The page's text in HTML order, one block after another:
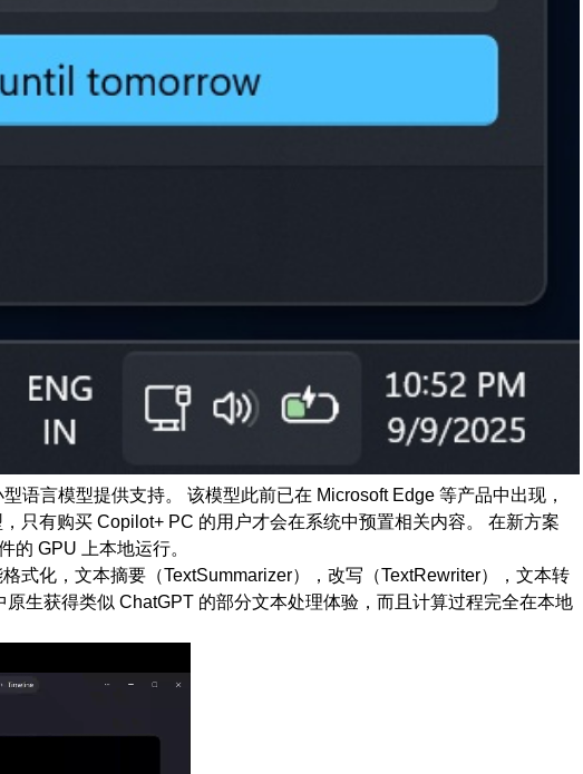
语言模型提供支持。 该模型此前已在 Microsoft Edge 等产品中出现，
只有购买 Copilot+ PC 的用户才会在系统中预置相关内容。 在新方案
GPU 上本地运行。
式化，文本摘要（TextSummarizer），改写（TextRewriter），文本转
生获得类似 ChatGPT 的部分文本处理体验，而且计算过程完全在本地